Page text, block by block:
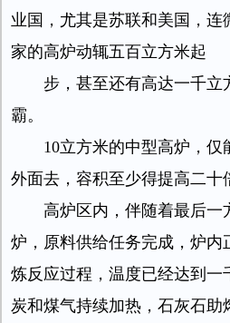
业国，尤其是苏联和美国，连
家的高炉动辄五百立方米起
步，甚至还有高达一千立
霸。
10立方米的中型高炉，仅
外面去，容积至少得提高二十
高炉区内，伴随着最后一
炉，原料供给任务完成，炉内
炼反应过程，温度已经达到一
炭和煤气持续加热，石灰石助